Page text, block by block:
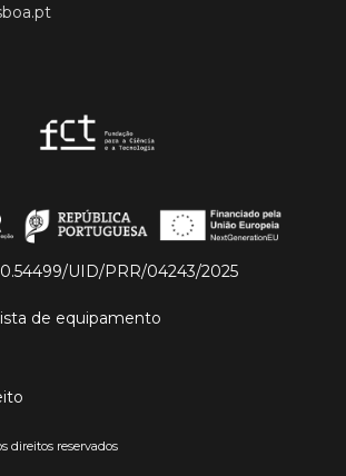
direitos reservados
UID/PRR/04243/2025
de equipamento